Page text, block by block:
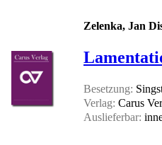
Zelenka, Jan
Besetzung:
Verlag: Carus
Auslieferbar: